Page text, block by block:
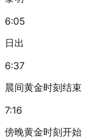
6:05
日出
6:37
晨间黄金时刻结束
7:16
傍晚黄金时刻开始